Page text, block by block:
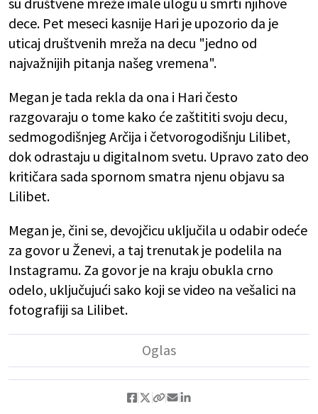
dece. Pet meseci kasnije Hari je upozorio da je
uticaj društvenih mreža na decu "jedno od
najvažnijih pitanja našeg vremena".
Megan je tada rekla da ona i Hari često
razgovaraju o tome kako će zaštititi svoju decu,
sedmogodišnjeg Arčija i četvorogodišnju Lilibet,
dok odrastaju u digitalnom svetu. Upravo zato deo
kritičara sada spornom smatra njenu objavu sa
Lilibet.
Megan je, čini se, devojčicu uključila u odabir odeće
za govor u Ženevi, a taj trenutak je podelila na
Instagramu. Za govor je na kraju obukla crno
odelo, uključujući sako koji se video na vešalici na
fotografiji sa Lilibet.